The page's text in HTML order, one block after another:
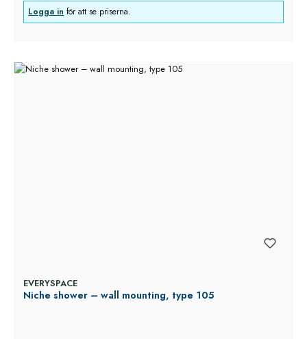
Logga in för att se priserna.
EVERYSPACE
Niche shower – wall mounting, type 105